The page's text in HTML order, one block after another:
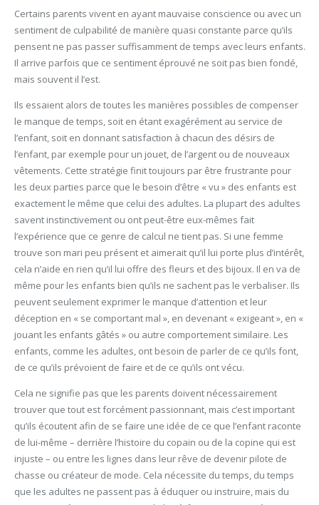
Certains parents vivent en ayant mauvaise conscience ou avec un
sentiment de culpabilité de manière quasi constante parce qu’ils
pensent ne pas passer suffisamment de temps avec leurs enfants.
Il arrive parfois que ce sentiment éprouvé ne soit pas bien fondé,
mais souvent il l’est.
Ils essaient alors de toutes les manières possibles de compenser
le manque de temps, soit en étant exagérément au service de
l’enfant, soit en donnant satisfaction à chacun des désirs de
l’enfant, par exemple pour un jouet, de l’argent ou de nouveaux
vêtements. Cette stratégie finit toujours par être frustrante pour
les deux parties parce que le besoin d’être « vu » des enfants est
exactement le même que celui des adultes. La plupart des adultes
savent instinctivement ou ont peut-être eux-mêmes fait
l’expérience que ce genre de calcul ne tient pas. Si une femme
trouve son mari peu présent et aimerait qu’il lui porte plus d’intérêt,
cela n’aide en rien qu’il lui offre des fleurs et des bijoux. Il en va de
même pour les enfants bien qu’ils ne sachent pas le verbaliser. Ils
peuvent seulement exprimer le manque d’attention et leur
déception en « se comportant mal », en devenant « exigeant », en «
jouant les enfants gâtés » ou autre comportement similaire. Les
enfants, comme les adultes, ont besoin de parler de ce qu’ils font,
de ce qu’ils prévoient de faire et de ce qu’ils ont vécu.
Cela ne signifie pas que les parents doivent nécessairement
trouver que tout est forcément passionnant, mais c’est important
qu’ils écoutent afin de se faire une idée de ce que l’enfant raconte
de lui-même – derrière l’histoire du copain ou de la copine qui est
injuste – ou entre les lignes dans leur rêve de devenir pilote de
chasse ou créateur de mode. Cela nécessite du temps, du temps
que les adultes ne passent pas à éduquer ou instruire, mais du